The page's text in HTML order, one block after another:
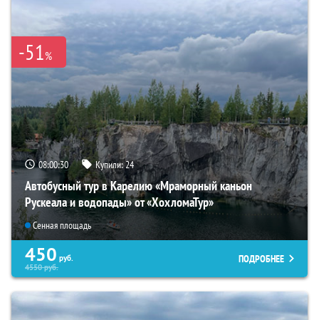
-51%
08:00:29 Купили:24
Автобусный тур в Карелию «Мраморный каньон
Рускеала и водопады» от «ХохломаТур»
Сенная площадь
450 руб.
4550руб.
ПОДРОБНЕЕ